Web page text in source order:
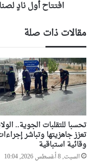
افتتاح أول نادٍ
مقالات ذات صلة
تحسبا للتقلبات الجوية..
تعزز جاهزيتها وتباشر
وقائية استباقية
السبت, 8 أغسطس 2026, 10:04